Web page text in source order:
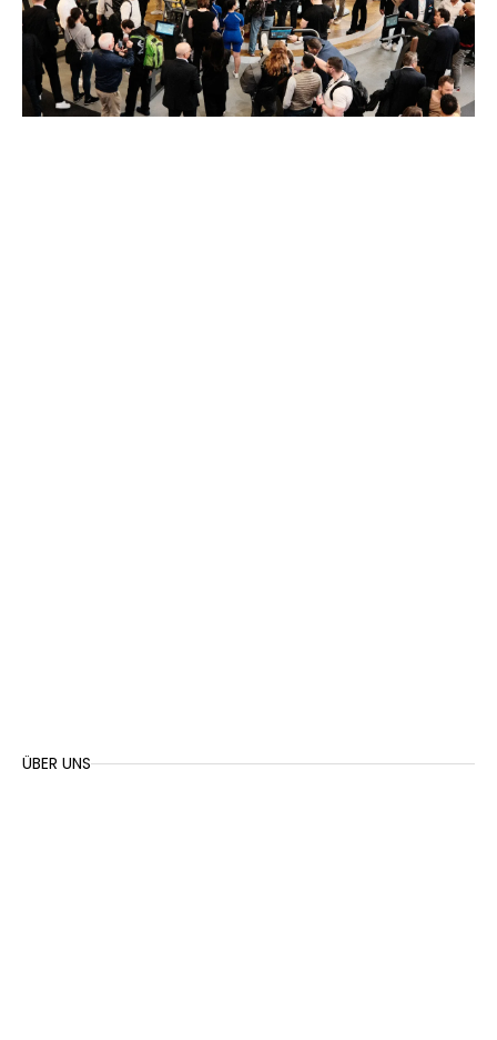
ÜBER UNS